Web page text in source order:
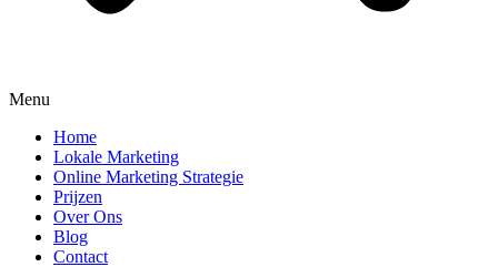
Menu
Home
Lokale Marketing
Online Marketing Strategie
Prijzen
Over Ons
Blog
Contact